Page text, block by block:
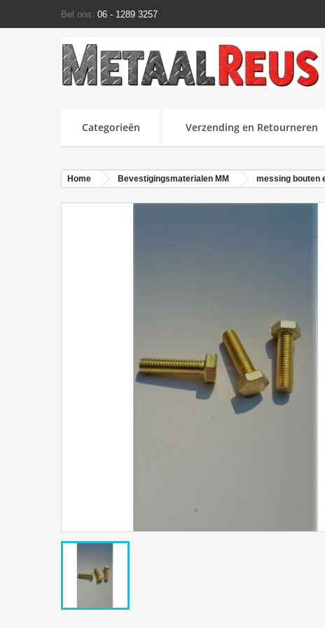
Bel ons: 06 - 1289 3257
Categorieën Verzending en Retourneren
Home Bevestigingsmaterialen MM messing bouten